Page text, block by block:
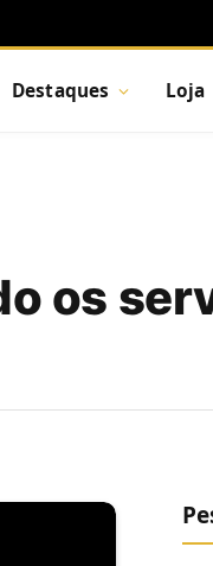
Destaques Loja
os